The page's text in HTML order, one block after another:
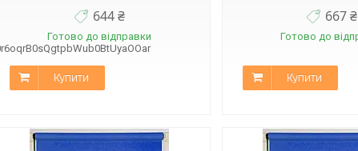
644 ₴
Готово до відправки
Купити
667 ₴
Готово до
Купити